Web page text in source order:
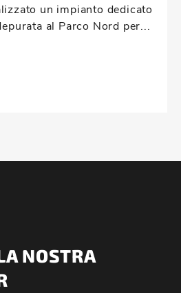
un impianto dedicato
al Parco Nord per...
NOSTRA